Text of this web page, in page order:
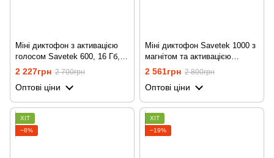
Міні диктофон з активацією
голосом Savetek 600, 16 Гб,
50 годин запису
2 227грн 2 700грн
Оптові ціни
Міні диктофон Savetek 1000 з
магнітом та активацією
голосом, 16 Gb, 600 годин
2 561грн 2 800грн
Оптові ціни
ХІТ
−8%
ХІТ
−19%